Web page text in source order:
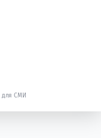
для СМИ